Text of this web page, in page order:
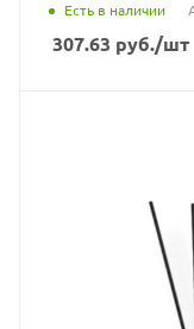
Есть в наличии
307.63 руб./шт